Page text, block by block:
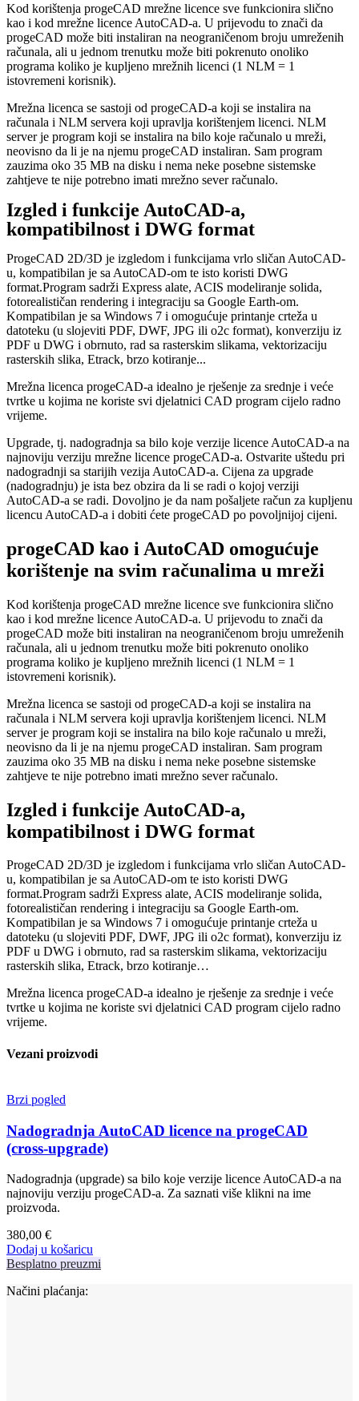
Kod korištenja progeCAD mrežne licence sve funkcionira slično
kao i kod mrežne licence AutoCAD-a. U prijevodu to znači da
progeCAD može biti instaliran na neograničenom broju umreženih
računala, ali u jednom trenutku može biti pokrenuto onoliko
programa koliko je kupljeno mrežnih licenci (1 NLM = 1
istovremeni korisnik).
Mrežna licenca se sastoji od progeCAD-a koji se instalira na
računala i NLM servera koji upravlja korištenjem licenci. NLM
server je program koji se instalira na bilo koje računalo u mreži,
neovisno da li je na njemu progeCAD instaliran. Sam program
zauzima oko 35 MB na disku i nema neke posebne sistemske
zahtjeve te nije potrebno imati mrežno sever računalo.
Izgled i funkcije AutoCAD-a,
kompatibilnost i DWG format
ProgeCAD 2D/3D je izgledom i funkcijama vrlo sličan AutoCAD-
u, kompatibilan je sa AutoCAD-om te isto koristi DWG
format.Program sadrži Express alate, ACIS modeliranje solida,
fotorealističan rendering i integraciju sa Google Earth-om.
Kompatibilan je sa Windows 7 i omogućuje printanje crteža u
datoteku (u slojeviti PDF, DWF, JPG ili o2c format), konverziju iz
PDF u DWG i obrnuto, rad sa rasterskim slikama, vektorizaciju
rasterskih slika, Etrack, brzo kotiranje...
Mrežna licenca progeCAD-a idealno je rješenje za srednje i veće
tvrtke u kojima ne koriste svi djelatnici CAD program cijelo radno
vrijeme.
Upgrade, tj. nadogradnja sa bilo koje verzije licence AutoCAD-a na
najnoviju verziju mrežne licence progeCAD-a. Ostvarite uštedu pri
nadogradnji sa starijih vezija AutoCAD-a. Cijena za upgrade
(nadogradnju) je ista bez obzira da li se radi o kojoj verziji
AutoCAD-a se radi. Dovoljno je da nam pošaljete račun za kupljenu
licencu AutoCAD-a i dobiti ćete progeCAD po povoljnijoj cijeni.
progeCAD kao i AutoCAD omogućuje
korištenje na svim računalima u mreži
Kod korištenja progeCAD mrežne licence sve funkcionira slično
kao i kod mrežne licence AutoCAD-a. U prijevodu to znači da
progeCAD može biti instaliran na neograničenom broju umreženih
računala, ali u jednom trenutku može biti pokrenuto onoliko
programa koliko je kupljeno mrežnih licenci (1 NLM = 1
istovremeni korisnik).
Mrežna licenca se sastoji od progeCAD-a koji se instalira na
računala i NLM servera koji upravlja korištenjem licenci. NLM
server je program koji se instalira na bilo koje računalo u mreži,
neovisno da li je na njemu progeCAD instaliran. Sam program
zauzima oko 35 MB na disku i nema neke posebne sistemske
zahtjeve te nije potrebno imati mrežno sever računalo.
Izgled i funkcije AutoCAD-a,
kompatibilnost i DWG format
ProgeCAD 2D/3D je izgledom i funkcijama vrlo sličan AutoCAD-
u, kompatibilan je sa AutoCAD-om te isto koristi DWG
format.Program sadrži Express alate, ACIS modeliranje solida,
fotorealističan rendering i integraciju sa Google Earth-om.
Kompatibilan je sa Windows 7 i omogućuje printanje crteža u
datoteku (u slojeviti PDF, DWF, JPG ili o2c format), konverziju iz
PDF u DWG i obrnuto, rad sa rasterskim slikama, vektorizaciju
rasterskih slika, Etrack, brzo kotiranje…
Mrežna licenca progeCAD-a idealno je rješenje za srednje i veće
tvrtke u kojima ne koriste svi djelatnici CAD program cijelo radno
vrijeme.
Vezani proizvodi
Brzi pogled
Nadogradnja AutoCAD licence na progeCAD
(cross-upgrade)
Nadogradnja (upgrade) sa bilo koje verzije licence AutoCAD-a na
najnoviju verziju progeCAD-a. Za saznati više klikni na ime
proizvoda.
380,00 €
Dodaj u košaricu
Besplatno preuzmi
Načini plaćanja: